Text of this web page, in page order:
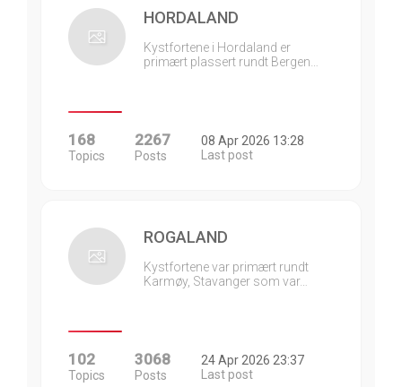
HORDALAND
Kystfortene i Hordaland er
primært plassert rundt Bergen…
168
Topics
2267
Posts
08 Apr 2026 13:28
Last post
ROGALAND
Kystfortene var primært rundt
Karmøy, Stavanger som var…
102
Topics
3068
Posts
24 Apr 2026 23:37
Last post